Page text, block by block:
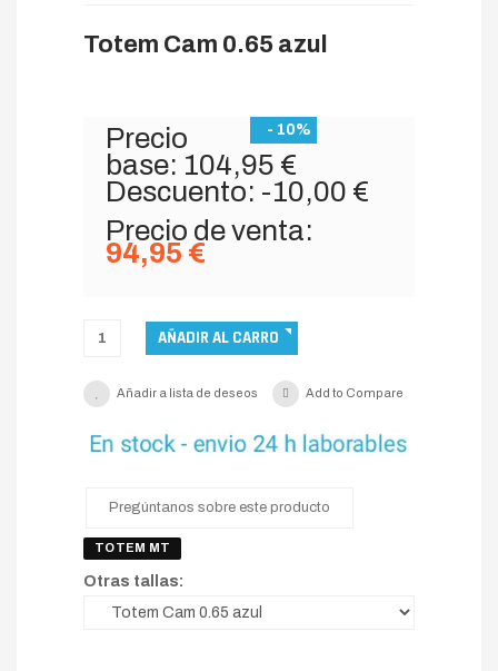
Totem Cam 0.65 azul
- 10%
Precio
base: 104,95 €
Descuento: -10,00 €
Precio de venta:
94,95 €
Añadir a lista de deseos Add to Compare
Pregúntanos sobre este producto
TOTEM MT
Otras tallas: